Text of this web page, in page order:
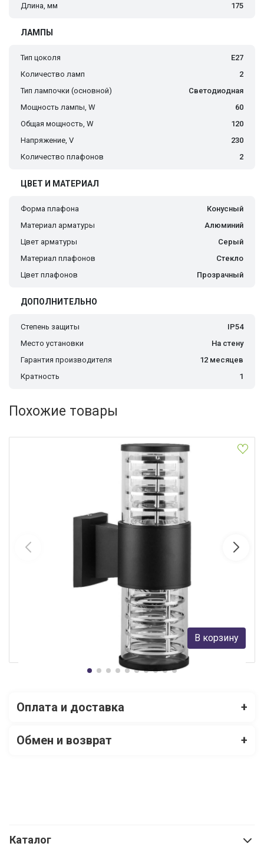
Длина, мм
175
ЛАМПЫ
Тип цоколя
E27
Количество ламп
2
Тип лампочки (основной)
Светодиодная
Мощность лампы, W
60
Общая мощность, W
120
Напряжение, V
230
Количество плафонов
2
ЦВЕТ И МАТЕРИАЛ
Форма плафона
Конусный
Материал арматуры
Алюминий
Цвет арматуры
Серый
Материал плафонов
Стекло
Цвет плафонов
Прозрачный
ДОПОЛНИТЕЛЬНО
Степень защиты
IP54
Место установки
На стену
Гарантия производителя
12 месяцев
Кратность
1
Похожие товары
Уличный настенный светильник Feron DH0802 06298
В корзину
Оплата и доставка +
Обмен и возврат +
Каталог